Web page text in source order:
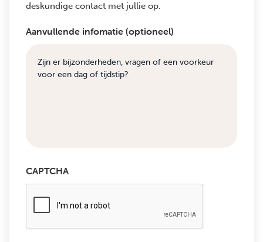
deskundige contact met jullie op.
Aanvullende infomatie (optioneel)
CAPTCHA